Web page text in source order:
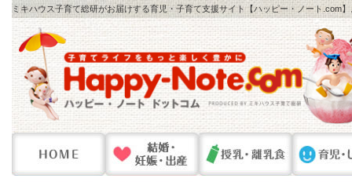
ミキハウス子育て総研がお届けする育児・子育て支援サイト【ハッピー・ノート